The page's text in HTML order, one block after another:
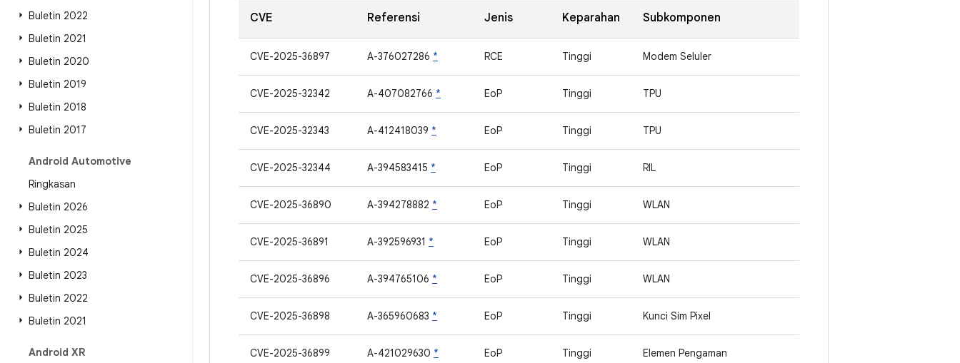
Buletin 2022
Buletin 2021
Buletin 2020
Buletin 2019
Buletin 2018
Buletin 2017
Android Automotive
Ringkasan
Buletin 2026
Buletin 2025
Buletin 2024
Buletin 2023
Buletin 2022
Buletin 2021
Android XR
CVE Referensi Jenis Keparahan Subkomponen
CVE-2025-36897 A-376027286 * RCE Tinggi Modem Seluler
CVE-2025-32342 A-407082766 * EoP Tinggi TPU
CVE-2025-32343 A-412418039 * EoP Tinggi TPU
CVE-2025-32344 A-394583415 * EoP Tinggi RIL
CVE-2025-36890 A-394278882 * EoP Tinggi WLAN
CVE-2025-36891 A-392596931 * EoP Tinggi WLAN
CVE-2025-36896 A-394765106 * EoP Tinggi WLAN
CVE-2025-36898 A-365960683 * EoP Tinggi Kunci Sim Pixel
CVE-2025-36899 A-421029630 * EoP Tinggi Elemen Pengaman